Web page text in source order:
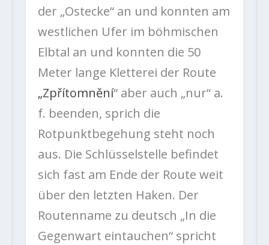
der „Ostecke“ an und konnten am
westlichen Ufer im böhmischen
Elbtal an und konnten die 50
Meter lange Kletterei der Route
„Zpřítomnění“ aber auch „nur“ a.
f. beenden, sprich die
Rotpunktbegehung steht noch
aus. Die Schlüsselstelle befindet
sich fast am Ende der Route weit
über den letzten Haken. Der
Routenname zu deutsch „In die
Gegenwart eintauchen“ spricht